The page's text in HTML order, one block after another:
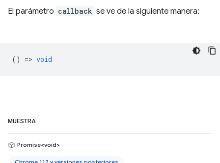
El parámetro callback se ve de la siguiente manera:
() => void
MUESTRA
Promise<void>